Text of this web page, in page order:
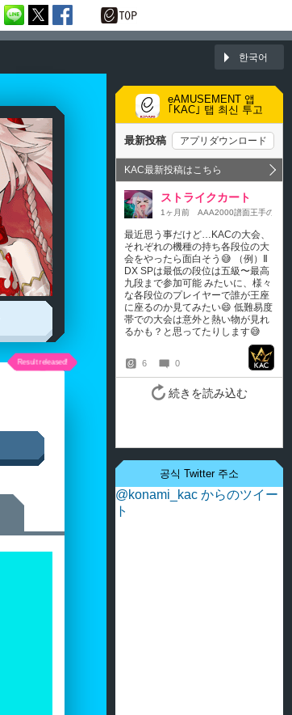
한국어
eAMUSEMENT 앱
｢KAC｣ 탭 최신 투고
공식 Twitter 주소
@konami_kac からのツイー
ト